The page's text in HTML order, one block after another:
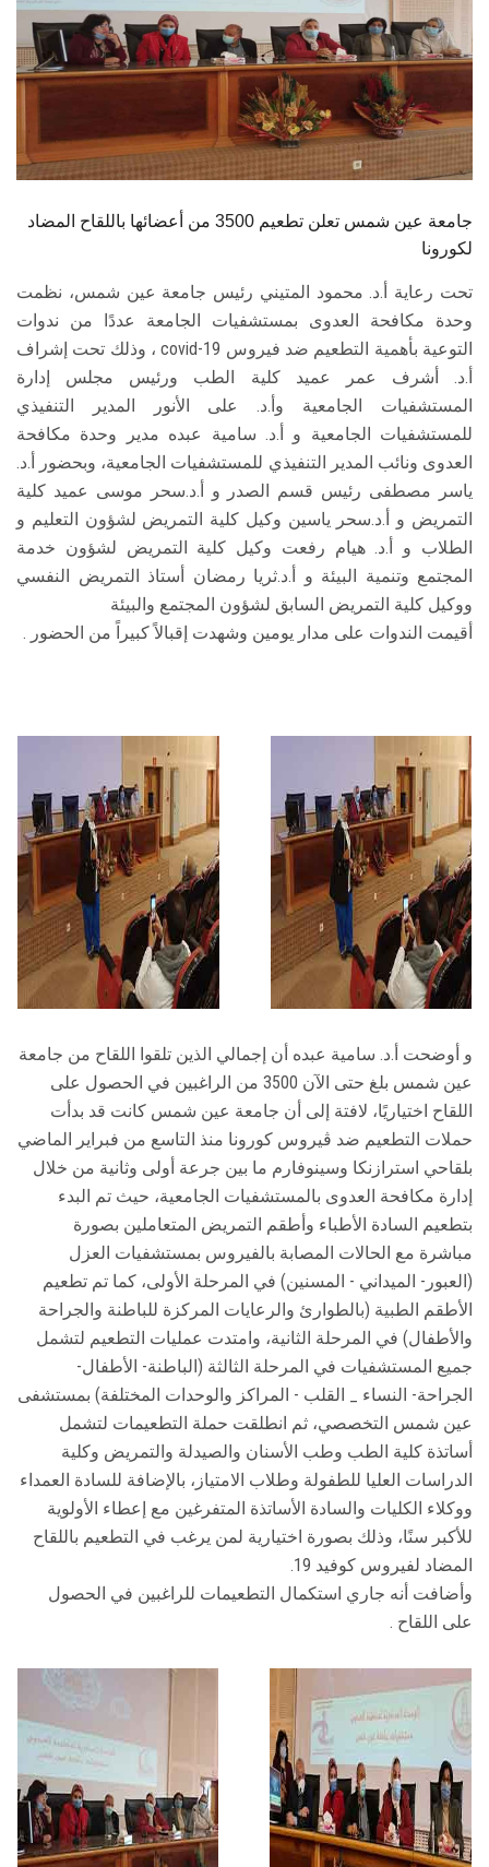
الدراسات العليا
الموظفون
الزائـرون
جامعة عين شمس تعلن تطعيم 3500 من أعضائها باللقاح المضاد
لكورونا
تحت رعاية أ.د. محمود المتيني رئيس جامعة عين شمس، نظمت
وحدة مكافحة العدوى بمستشفيات الجامعة عددًا من ندوات
التوعية بأهمية التطعيم ضد فيروس covid-19 ، وذلك تحت إشراف
أ.د. أشرف عمر عميد كلية الطب ورئيس مجلس إدارة
المستشفيات الجامعية وأ.د. على الأنور المدير التنفيذي
للمستشفيات الجامعية و أ.د. سامية عبده مدير وحدة مكافحة
العدوى ونائب المدير التنفيذي للمستشفيات الجامعية، وبحضور أ.د.
ياسر مصطفى رئيس قسم الصدر و أ.د.سحر موسى عميد كلية
التمريض و أ.د.سحر ياسين وكيل كلية التمريض لشؤون التعليم و
الطلاب و أ.د. هيام رفعت وكيل كلية التمريض لشؤون خدمة
المجتمع وتنمية البيئة و أ.د.ثريا رمضان أستاذ التمريض النفسي
ووكيل كلية التمريض السابق لشؤون المجتمع والبيئة
أقيمت الندوات على مدار يومين وشهدت إقبالاً كبيراً من الحضور .
و أوضحت أ.د. سامية عبده أن إجمالي الذين تلقوا اللقاح من جامعة
عين شمس بلغ حتى الآن 3500 من الراغبين في الحصول على
اللقاح اختياريًا، لافتة إلى أن جامعة عين شمس كانت قد بدأت
حملات التطعيم ضد ڤيروس كورونا منذ التاسع من فبراير الماضي
بلقاحي استرازنكا وسينوفارم ما بين جرعة أولى وثانية من خلال
إدارة مكافحة العدوى بالمستشفيات الجامعية، حيث تم البدء
بتطعيم السادة الأطباء وأطقم التمريض المتعاملين بصورة
مباشرة مع الحالات المصابة بالفيروس بمستشفيات العزل
(العبور- الميداني - المسنين) في المرحلة الأولى، كما تم تطعيم
الأطقم الطبية (بالطوارئ والرعايات المركزة للباطنة والجراحة
والأطفال) في المرحلة الثانية، وامتدت عمليات التطعيم لتشمل
جميع المستشفيات في المرحلة الثالثة (الباطنة- الأطفال-
الجراحة- النساء _ القلب - المراكز والوحدات المختلفة) بمستشفى
عين شمس التخصصي، ثم انطلقت حملة التطعيمات لتشمل
أساتذة كلية الطب وطب الأسنان والصيدلة والتمريض وكلية
الدراسات العليا للطفولة وطلاب الامتياز، بالإضافة للسادة العمداء
ووكلاء الكليات والسادة الأساتذة المتفرغين مع إعطاء الأولوية
للأكبر سنًا، وذلك بصورة اختيارية لمن يرغب في التطعيم باللقاح
المضاد لفيروس كوفيد 19.
وأضافت أنه جاري استكمال التطعيمات للراغبين في الحصول
على اللقاح .